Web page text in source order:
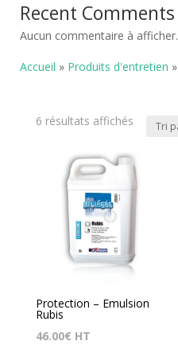
Recent Comments
Aucun commentaire à afficher.
Accueil » Produits d'entretien »
6 résultats affichés
Protection – Emulsion
Rubis
46.00€ HT